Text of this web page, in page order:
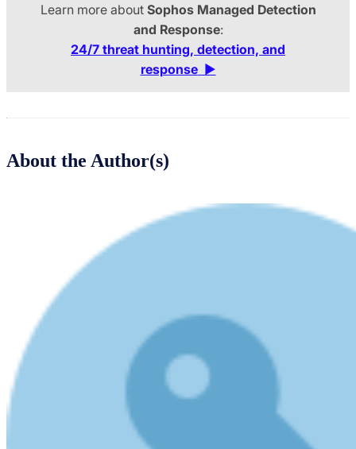
Learn more about Sophos Managed Detection
and Response:
24/7 threat hunting, detection, and
response▶
About the Author(s)